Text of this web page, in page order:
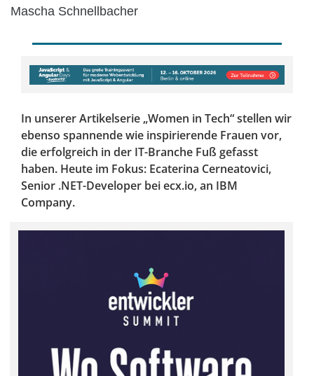
Mascha Schnellbacher
In unserer Artikelserie „Women in Tech“ stellen wir
ebenso spannende wie inspirierende Frauen vor,
die erfolgreich in der IT-Branche Fuß gefasst
haben. Heute im Fokus: Ecaterina Cerneatovici,
Senior .NET-Developer bei ecx.io, an IBM
Company.